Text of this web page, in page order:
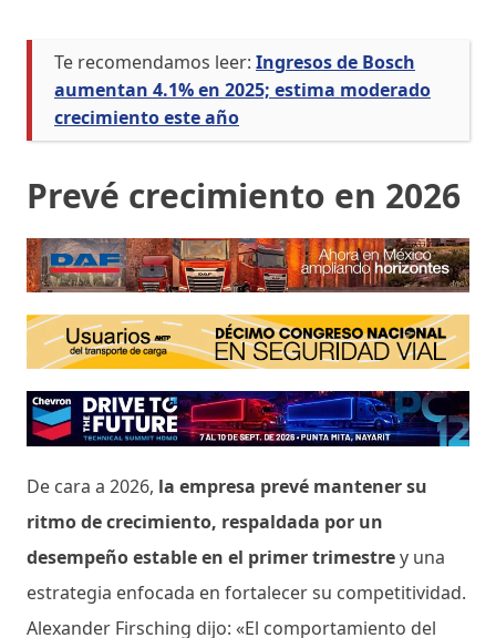
Te recomendamos leer: Ingresos de Bosch
aumentan 4.1% en 2025; estima moderado
crecimiento este año
Prevé crecimiento en 2026
De cara a 2026, la empresa prevé mantener su
ritmo de crecimiento, respaldada por un
desempeño estable en el primer trimestrey una
estrategia enfocada en fortalecer su competitividad.
Alexander Firsching dijo: «El comportamiento del